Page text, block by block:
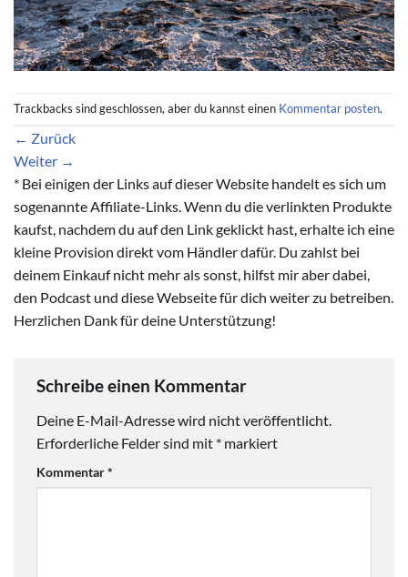
Trackbacks sind geschlossen, aber du kannst einen Kommentar posten.
← Zurück
Weiter →
* Bei einigen der Links auf dieser Website handelt es sich um
sogenannte Affiliate-Links. Wenn du die verlinkten Produkte
kaufst, nachdem du auf den Link geklickt hast, erhalte ich eine
kleine Provision direkt vom Händler dafür. Du zahlst bei
deinem Einkauf nicht mehr als sonst, hilfst mir aber dabei,
den Podcast und diese Webseite für dich weiter zu betreiben.
Herzlichen Dank für deine Unterstützung!
Schreibe einen Kommentar
Deine E-Mail-Adresse wird nicht veröffentlicht.
Erforderliche Felder sind mit * markiert
Kommentar*